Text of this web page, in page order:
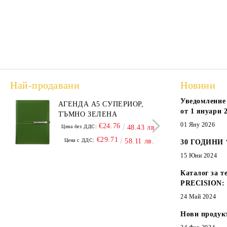
Най-продавани
АГЕНДА А5 СУПЕРИОР,
ТЪМНО ЗЕЛЕНА
Цена без ДДС: €24.76 48.43 лв.
Цена с ДДС: €29.71 58.11 лв.
А5,
Цена
Новини
Уведомление
от 1 януари
01 Яну 2026
30 ГОДИНИ
15 Юни 2024
Каталог за
PRECISION:
24 Май 2024
Нови